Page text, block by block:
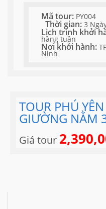
Mã tour: PY004
Thời gian: 3
Lịch trình khởi
hàng tuần
Nơi khởi hành:
Ninh
TOUR PHÚ
GIƯỜNG NẰM
Giá tour